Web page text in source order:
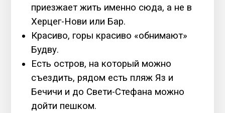
приезжает жить именно сюда, а не в
Херцег-Нови или Бар.
Красиво, горы красиво «обнимают»
Будву.
Есть остров, на который можно
съездить, рядом есть пляж Яз и
Бечичи и до Свети-Стефана можно
дойти пешком.